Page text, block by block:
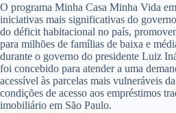
O programa Minha Casa Minha Vida
iniciativas mais significativas do
do déficit habitacional no país,
para milhões de famílias de baixa e
durante o governo do presidente Luiz
foi concebido para atender a uma
acessível às parcelas mais vulneráveis
condições de acesso aos empréstimos
imobiliário em São Paulo.